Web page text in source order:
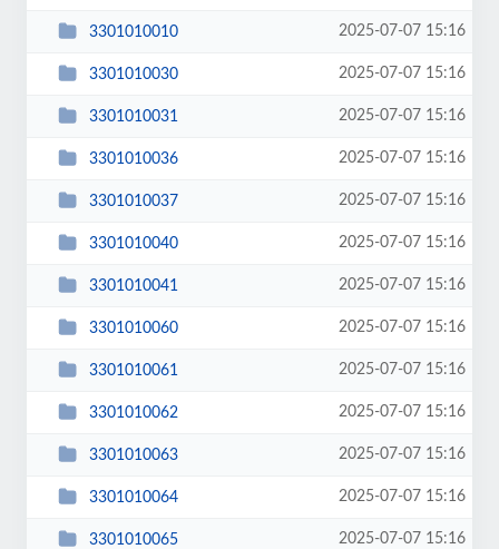
3301010010 2025-07-07 15:16
3301010030 2025-07-07 15:16
3301010031 2025-07-07 15:16
3301010036 2025-07-07 15:16
3301010037 2025-07-07 15:16
3301010040 2025-07-07 15:16
3301010041 2025-07-07 15:16
3301010060 2025-07-07 15:16
3301010061 2025-07-07 15:16
3301010062 2025-07-07 15:16
3301010063 2025-07-07 15:16
3301010064 2025-07-07 15:16
3301010065 2025-07-07 15:16